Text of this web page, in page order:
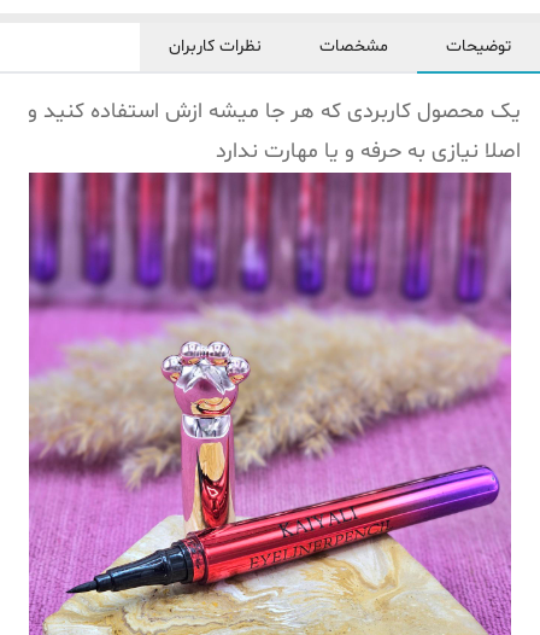
توضیحات مشخصات نظرات کاربران
یک محصول کاربردی که هر جا میشه ازش استفاده کنید و
اصلا نیازی به حرفه و یا مهارت ندارد